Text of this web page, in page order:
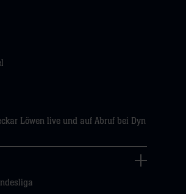
Löwen live und auf Abruf bei Dyn